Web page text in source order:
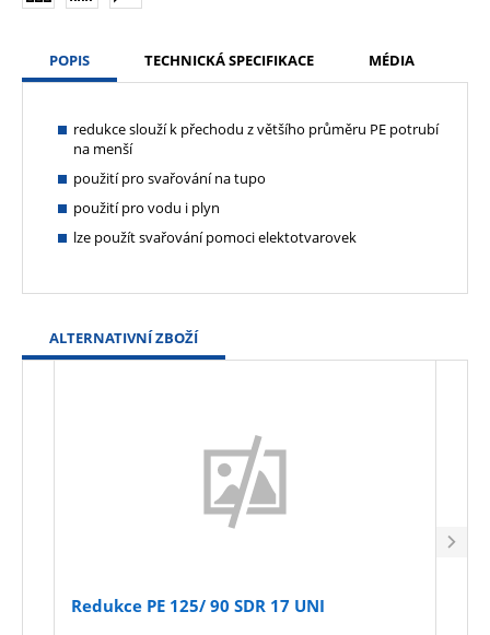
POPIS TECHNICKÁ SPECIFIKACE MÉDIA
redukce slouží k přechodu z většího průměru PE potrubí
na menší
použití pro svařování na tupo
použití pro vodu i plyn
lze použít svařování pomoci elektotvarovek
ALTERNATIVNÍ ZBOŽÍ
Redukce PE 125/ 90 SDR 17 UNI